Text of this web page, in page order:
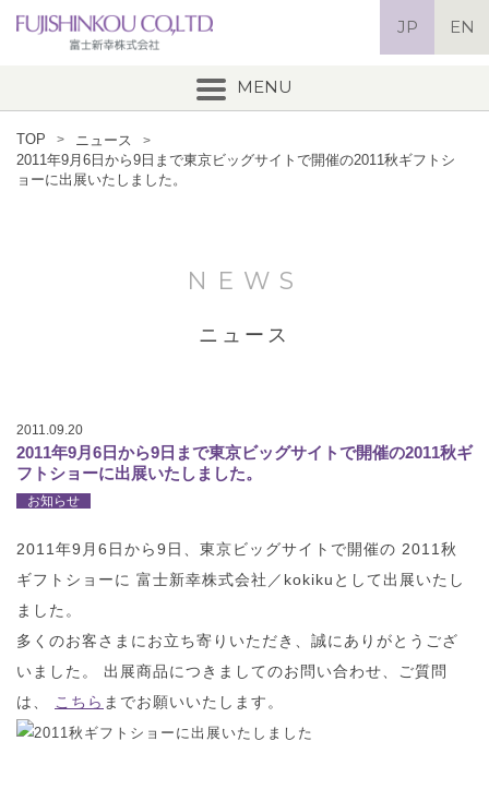
JP EN
MENU
TOP
ニュース
2011年9月6日から9日まで東京ビッグサイトで開催の2011秋ギフトシ
ョーに出展いたしました。
NEWS
ニュース
2011.09.20
2011年9月6日から9日まで東京ビッグサイトで開催の2011秋ギ
フトショーに出展いたしました。
お知らせ
2011年9月6日から9日、東京ビッグサイトで開催の 2011秋
ギフトショーに 富士新幸株式会社／kokikuとして出展いたし
ました。
多くのお客さまにお立ち寄りいただき、誠にありがとうござ
いました。
出展商品につきましてのお問い合わせ、ご質問
は、
こちら までお願いいたします。